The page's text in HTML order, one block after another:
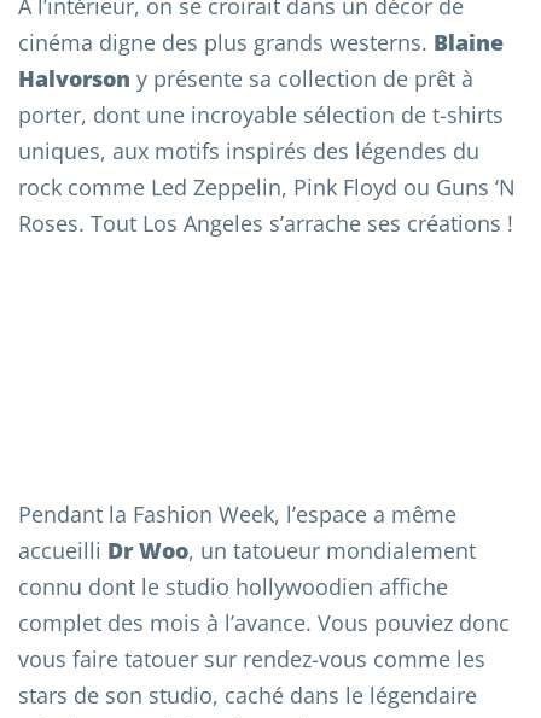
À l’intérieur, on se croirait dans un décor de
cinéma digne des plus grands westerns. Blaine
Halvorson y présente sa collection de prêt à
porter, dont une incroyable sélection de t-shirts
uniques, aux motifs inspirés des légendes du
rock comme Led Zeppelin, Pink Floyd ou Guns ‘N
Roses. Tout Los Angeles s’arrache ses créations !
Pendant la Fashion Week, l’espace a même
accueilli Dr Woo, un tatoueur mondialement
connu dont le studio hollywoodien affiche
complet des mois à l’avance. Vous pouviez donc
vous faire tatouer sur rendez-vous comme les
stars de son studio, caché dans le légendaire